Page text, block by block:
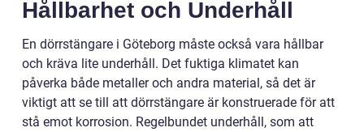
Hållbarhet och Underhåll
En dörrstängare i Göteborg måste också vara hållbar
och kräva lite underhåll. Det fuktiga klimatet kan
påverka både metaller och andra material, så det är
viktigt att se till att dörrstängare är konstruerade för att
stå emot korrosion. Regelbundet underhåll, som att